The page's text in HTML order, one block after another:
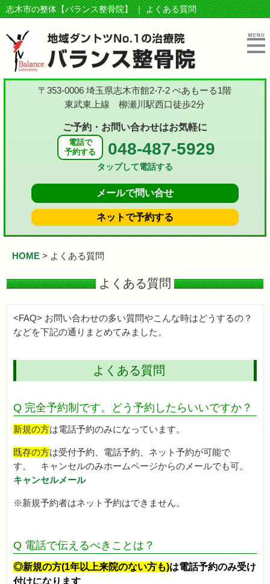
志木市の整体【バランス整骨院】 ｜ よくある質問
〒353-0006 埼玉県志木市館2-7-2 ぺあもーる1階
東武東上線 柳瀬川駅西口徒歩2分
ご予約・お問い合わせはお気軽に
電話で
予約する
048-487-5929
タップして電話する
メールで問い合せ
ネットで予約する
HOME > よくある質問
よくある質問
<FAQ> お問い合わせの多い質問やこんな時はどうするの？
などを下記の通りまとめてみました。
よくある質問
Q 完全予約制です。どう予約したらいいですか？
新規の方は電話予約のみになっています。
既存の方は受付予約、電話予約、ネット予約が可能で
す。 キャンセルのみホームページからのメールでも可。
キャンセルメール
※新規予約者はネット予約はできません。
Q 電話で伝えるべきことは？
◎新規の方(1年以上来院のない方も)は電話予約のみ受け
付けになります